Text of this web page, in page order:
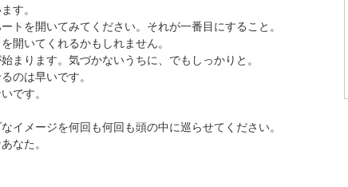
す。
トを開いてみてください。それが一番目にすること。
開いてくれるかもしれません。
まります。気づかないうちに、でもしっかりと。
のは早いです。
です。
イメージを何回も何回も頭の中に巡らせてください。
なた。